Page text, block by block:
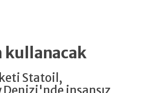
kullanacak
Statoil,